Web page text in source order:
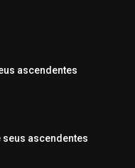
ascendentes
seus ascendentes